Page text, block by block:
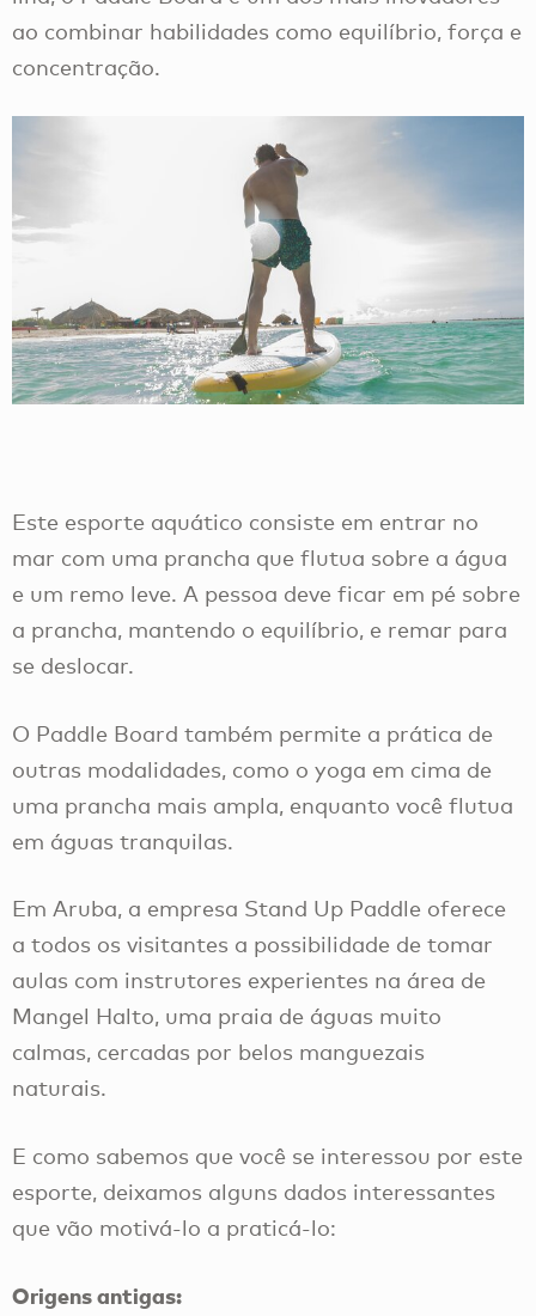
ao combinar habilidades como equilíbrio, força e
concentração.
Este esporte aquático consiste em entrar no
mar com uma prancha que flutua sobre a água
e um remo leve. A pessoa deve ficar em pé sobre
a prancha, mantendo o equilíbrio, e remar para
se deslocar.
O Paddle Board também permite a prática de
outras modalidades, como o yoga em cima de
uma prancha mais ampla, enquanto você flutua
em águas tranquilas.
Em Aruba, a empresa Stand Up Paddle oferece
a todos os visitantes a possibilidade de tomar
aulas com instrutores experientes na área de
Mangel Halto, uma praia de águas muito
calmas, cercadas por belos manguezais
naturais.
E como sabemos que você se interessou por este
esporte, deixamos alguns dados interessantes
que vão motivá-lo a praticá-lo:
Origens antigas: